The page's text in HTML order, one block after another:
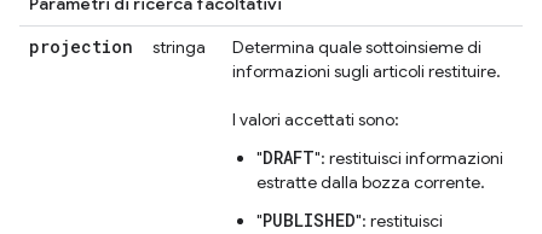
projection stringa
Determina quale sottoinsieme di
informazioni sugli articoli restituire.
I valori accettati sono:
"DRAFT": restituisci informazioni
estratte dalla bozza corrente.
"PUBLISHED": restituisci